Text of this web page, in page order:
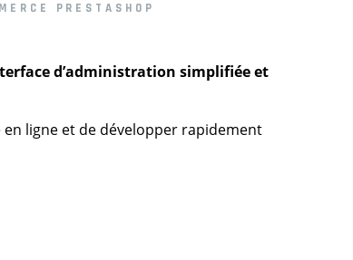
PRESTASHOP
d’administration simplifiée et
ligne et de développer rapidement